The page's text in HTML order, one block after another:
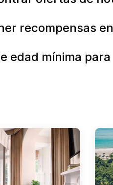
recompensas
edad mínima